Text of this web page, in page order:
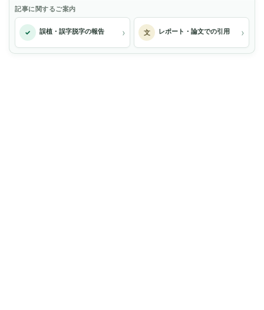
記事に関するご案内
✓ 誤植・誤字脱字の報告 › 文 レポート・論文での引用 ›